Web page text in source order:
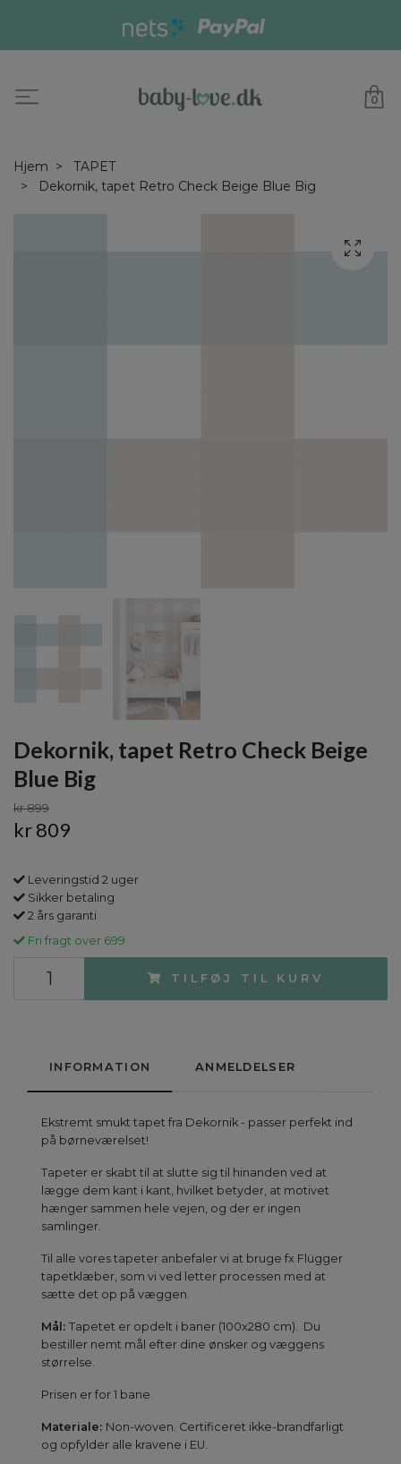
0
Hjem
TAPET
Dekornik, tapet Retro Check Beige Blue Big
Dekornik, tapet Retro Check Beige
Blue Big
kr 899
kr 809
Leveringstid 2 uger
Sikker betaling
2 års garanti
Fri fragt over 699
TILFØJ TIL KURV
INFORMATION ANMELDELSER
Ekstremt smukt tapet fra Dekornik - passer perfekt ind
på børneværelset!
Tapeter er skabt til at slutte sig til hinanden ved at
lægge dem kant i kant, hvilket betyder, at motivet
hænger sammen hele vejen, og der er ingen
samlinger.
Til alle vores tapeter anbefaler vi at bruge fx Flügger
tapetklæber, som vi ved letter processen med at
sætte det op på væggen.
Mål: Tapetet er opdelt i baner (100x280 cm). Du
bestiller nemt mål efter dine ønsker og væggens
størrelse.
Prisen er for 1 bane.
Materiale: Non-woven. Certificeret ikke-brandfarligt
og opfylder alle kravene i EU.